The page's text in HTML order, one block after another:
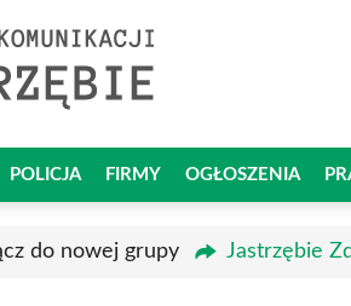
POLICJA FIRMY OGŁOSZENIA
do nowej grupy Jastrzębie